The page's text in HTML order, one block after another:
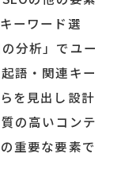
ーワード選
分析」でユー
語・関連キー
を見出し設計
の高いコンテ
重要な要素で